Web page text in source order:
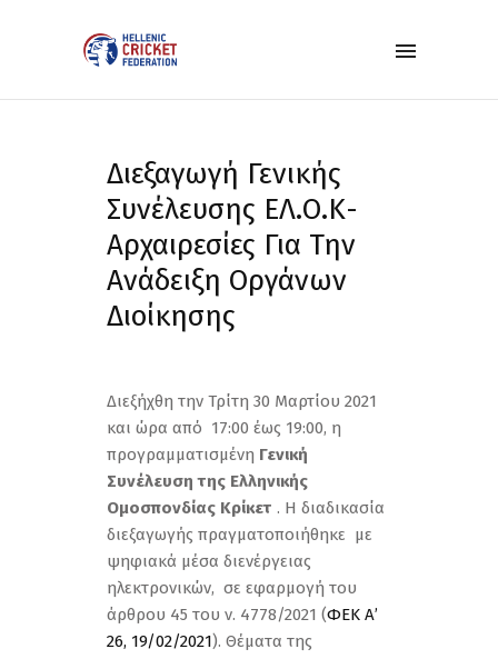
Διεξαγωγή Γενικής
Συνέλευσης ΕΛ.Ο.Κ-
Αρχαιρεσίες Για Την
Ανάδειξη Οργάνων
Διοίκησης
Διεξήχθη την Τρίτη 30 Μαρτίου 2021
και ώρα από 17:00 έως 19:00, η
προγραμματισμένη Γενική
Συνέλευση της Ελληνικής
Ομοσπονδίας Κρίκετ . Η διαδικασία
διεξαγωγής πραγματοποιήθηκε με
ψηφιακά μέσα διενέργειας
ηλεκτρονικών, σε εφαρμογή του
άρθρου 45 του ν. 4778/2021 (ΦΕΚ Α’
26, 19/02/2021). Θέματα της